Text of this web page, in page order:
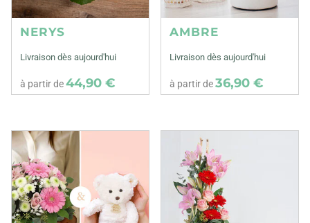
NERYS
Livraison dès aujourd'hui
à partir de44,90 €
AMBRE
Livraison dès aujourd'hui
à partir de36,90 €